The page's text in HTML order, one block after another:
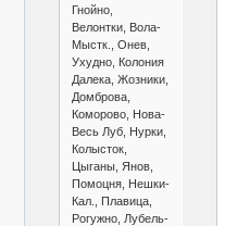
Гнойно,
Велонтки, Вола-
Мыстк., Онев,
Ухудно, Колония
Далека, Жозники,
Домброва,
Коморово, Нова-
Весь Луб, Нурки,
Колысток,
Цыганы, Янов,
Помоцня, Нешки-
Кал., Плавица,
Рогужно, Лубель-